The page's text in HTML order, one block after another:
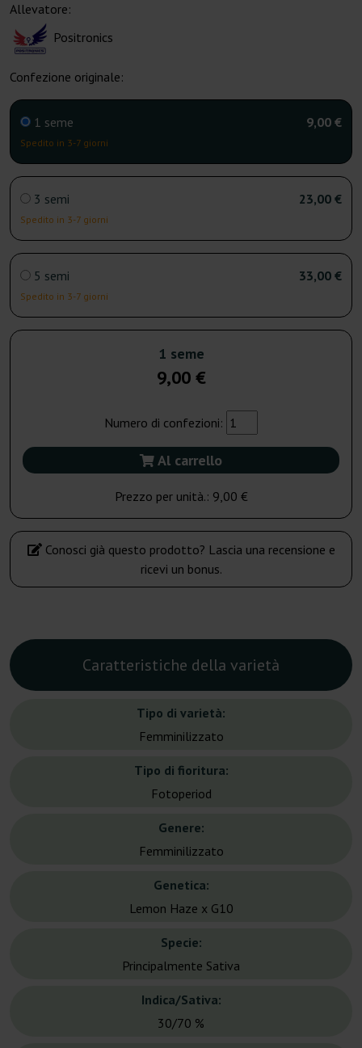
Allevatore:
Positronics
Confezione originale:
1 seme
Spedito in 3-7 giorni
9,00 €
3 semi
Spedito in 3-7 giorni
23,00 €
5 semi
Spedito in 3-7 giorni
33,00 €
1 seme
9,00 €
Numero di confezioni:
Al carrello
Prezzo per unità.: 9,00 €
Conosci già questo prodotto? Lascia una recensione e
ricevi un bonus.
Caratteristiche della varietà
Tipo di varietà:
Femminilizzato
Tipo di fioritura:
Fotoperiod
Genere:
Femminilizzato
Genetica:
Lemon Haze x G10
Specie:
Principalmente Sativa
Indica/Sativa:
30/70 %